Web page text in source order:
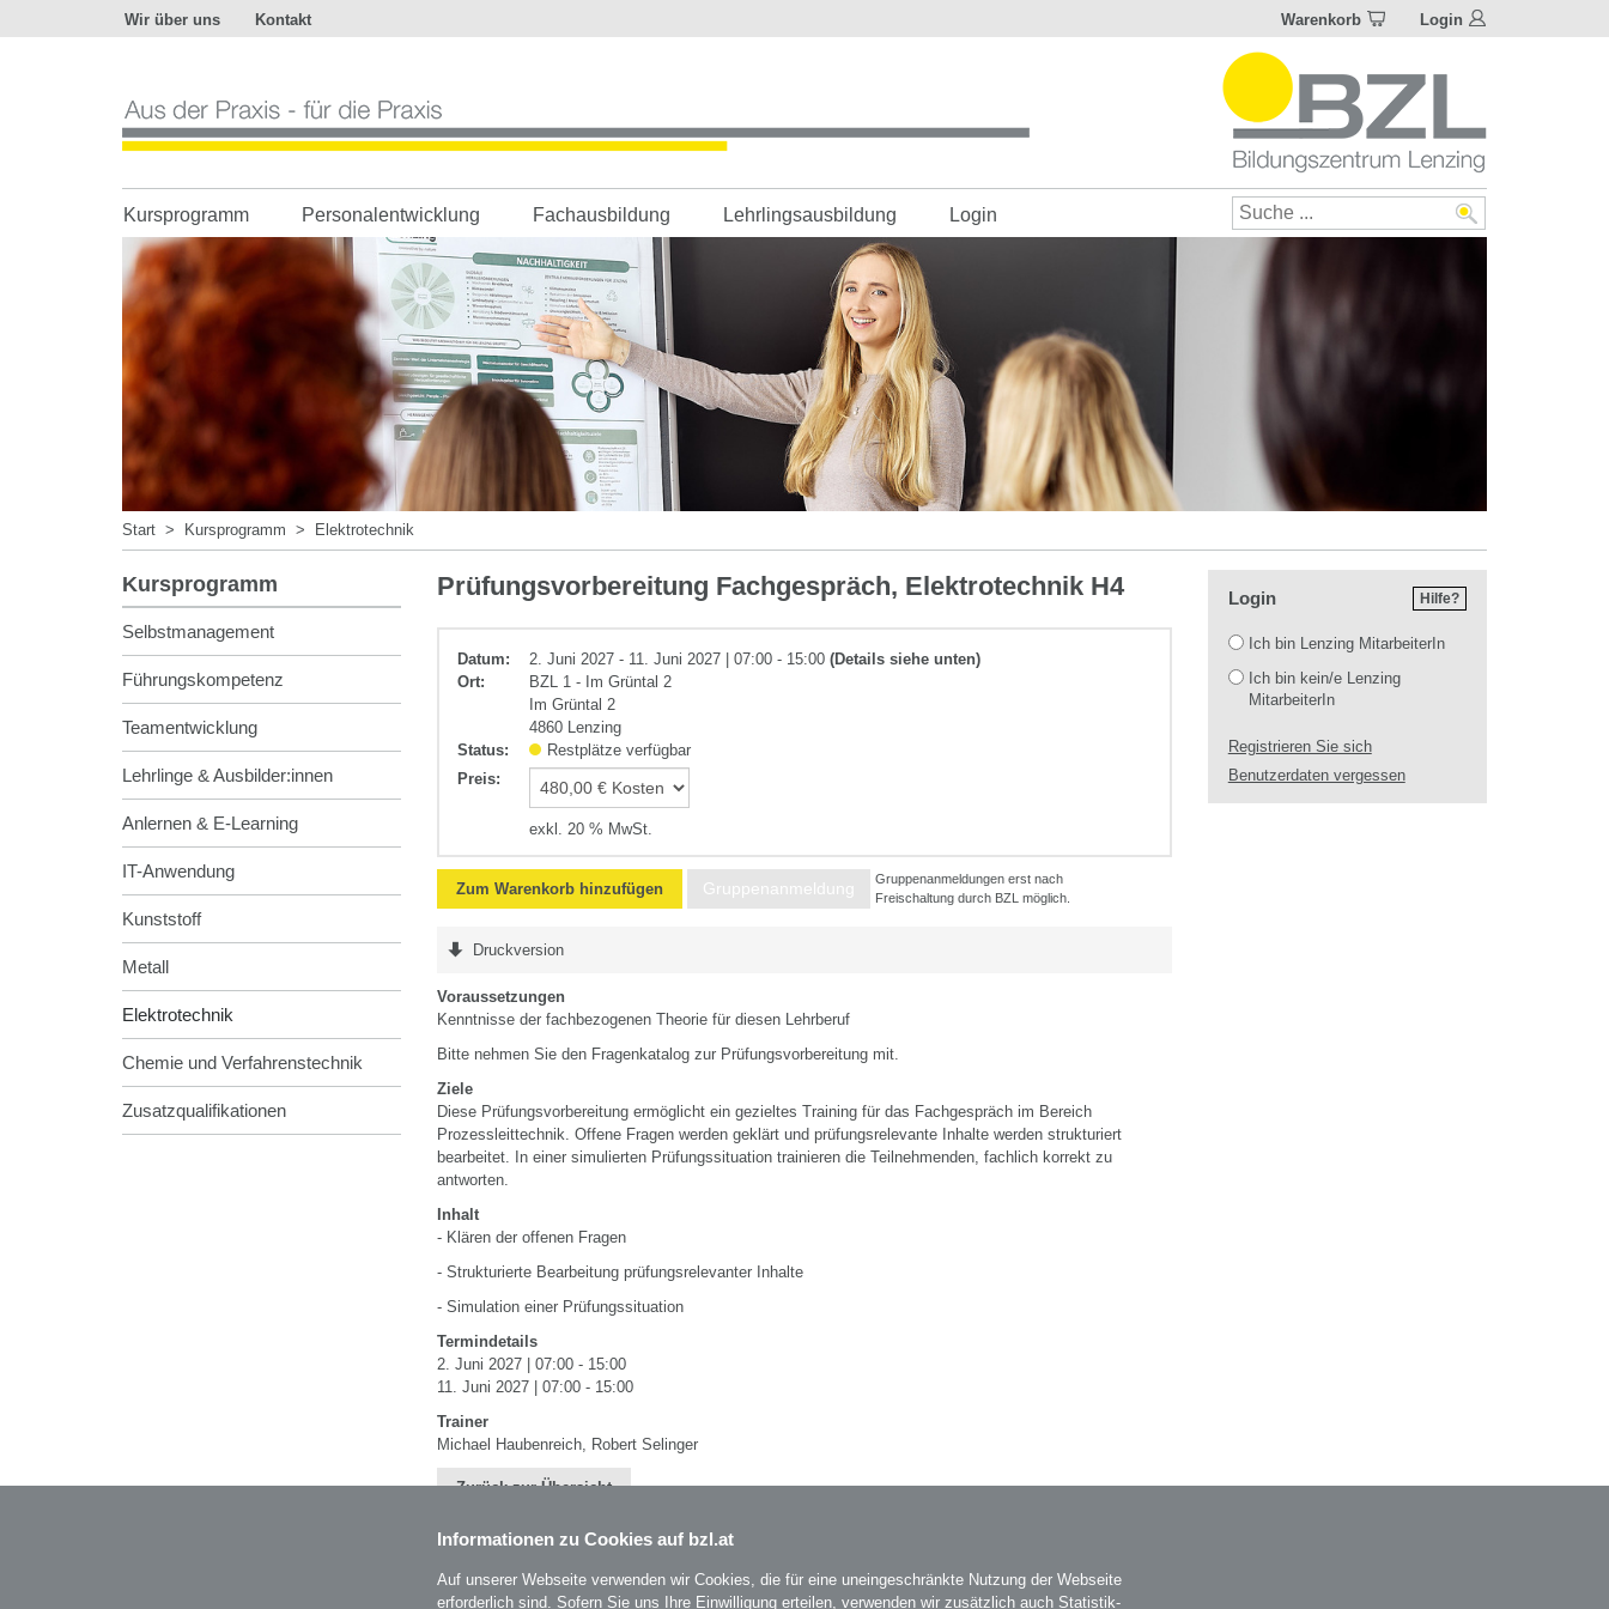
Wir über uns Kontakt Warenkorb Login
der
Praxis
-
die
Praxis
Kursprogramm Personalentwicklung Fachausbildung Lehrlingsausbildung Login
Start > Kursprogramm > Elektrotechnik
Kursprogramm
Selbstmanagement
Führungskompetenz
Teamentwicklung
Lehrlinge & Ausbilder:innen
Anlernen & E-Learning
IT-Anwendung
Kunststoff
Metall
Elektrotechnik
Chemie und Verfahrenstechnik
Zusatzqualifikationen
Elektrotechnik
Prüfungsvorbereitung Fachgespräch, Elektrotechnik H4
Datum: 2. Juni 2027 - 11. Juni 2027 | 07:00 - 15:00(Details siehe unten)
Ort:
BZL 1 - Im Grüntal 2
Im Grüntal 2
4860 Lenzing
Status:
Restplätze verfügbar
Preis:
exkl. 20 % MwSt.
Zum Warenkorb hinzufügen Gruppenanmeldung
Gruppenanmeldungen erst nach
Freischaltung durch BZL möglich.
Druckversion
Voraussetzungen
Kenntnisse der fachbezogenen Theorie für diesen Lehrberuf
Bitte nehmen Sie den Fragenkatalog zur Prüfungsvorbereitung mit.
Ziele
Diese Prüfungsvorbereitung ermöglicht ein gezieltes Training für das Fachgespräch im Bereich
Prozessleittechnik. Offene Fragen werden geklärt und prüfungsrelevante Inhalte werden strukturiert
bearbeitet. In einer simulierten Prüfungssituation trainieren die Teilnehmenden, fachlich korrekt zu
antworten.
Inhalt
- Klären der offenen Fragen
- Strukturierte Bearbeitung prüfungsrelevanter Inhalte
- Simulation einer Prüfungssituation
Termindetails
2. Juni 2027 | 07:00 - 15:00
11. Juni 2027 | 07:00 - 15:00
Trainer
Michael Haubenreich, Robert Selinger
Zurück zur Übersicht
Hilfe?
Login
Ich bin Lenzing MitarbeiterIn
Ich bin kein/e Lenzing
MitarbeiterIn
Registrieren Sie sich
Benutzerdaten vergessen
Informationen zu Cookies auf bzl.at
Auf unserer Webseite verwenden wir Cookies, die für eine uneingeschränkte Nutzung der Webseite
erforderlich sind. Sofern Sie uns Ihre Einwilligung erteilen, verwenden wir zusätzlich auch Statistik-